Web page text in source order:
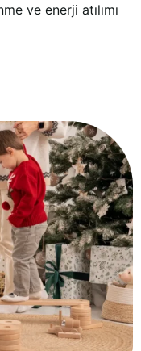
ve enerji atılımı